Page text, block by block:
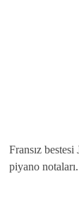
Fransız
piyano